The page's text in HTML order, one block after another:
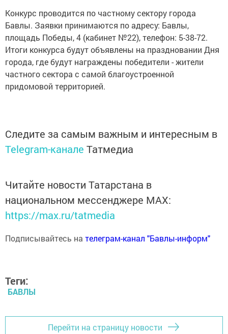
Конкурс проводится по частному сектору города
Бавлы. Заявки принимаются по адресу: Бавлы,
площадь Победы, 4 (кабинет №22), телефон: 5-38-72.
Итоги конкурса будут объявлены на праздновании Дня
города, где будут награждены победители - жители
частного сектора с самой благоустроенной
придомовой территорией.
Следите за самым важным и интересным в
Telegram-канале Татмедиа
Читайте новости Татарстана в
национальном мессенджере MАХ:
https://max.ru/tatmedia
Подписывайтесь на телеграм-канал "Бавлы-информ"
Теги:
БАВЛЫ
Перейти на страницу новости